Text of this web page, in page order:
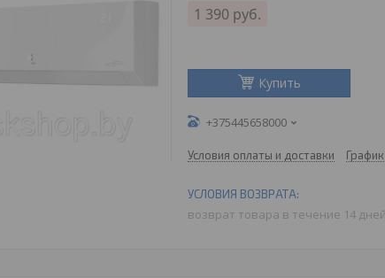
1 390 руб.
Купить
+375445658000
Условия оплаты и доставки
возврат товара в течение 14